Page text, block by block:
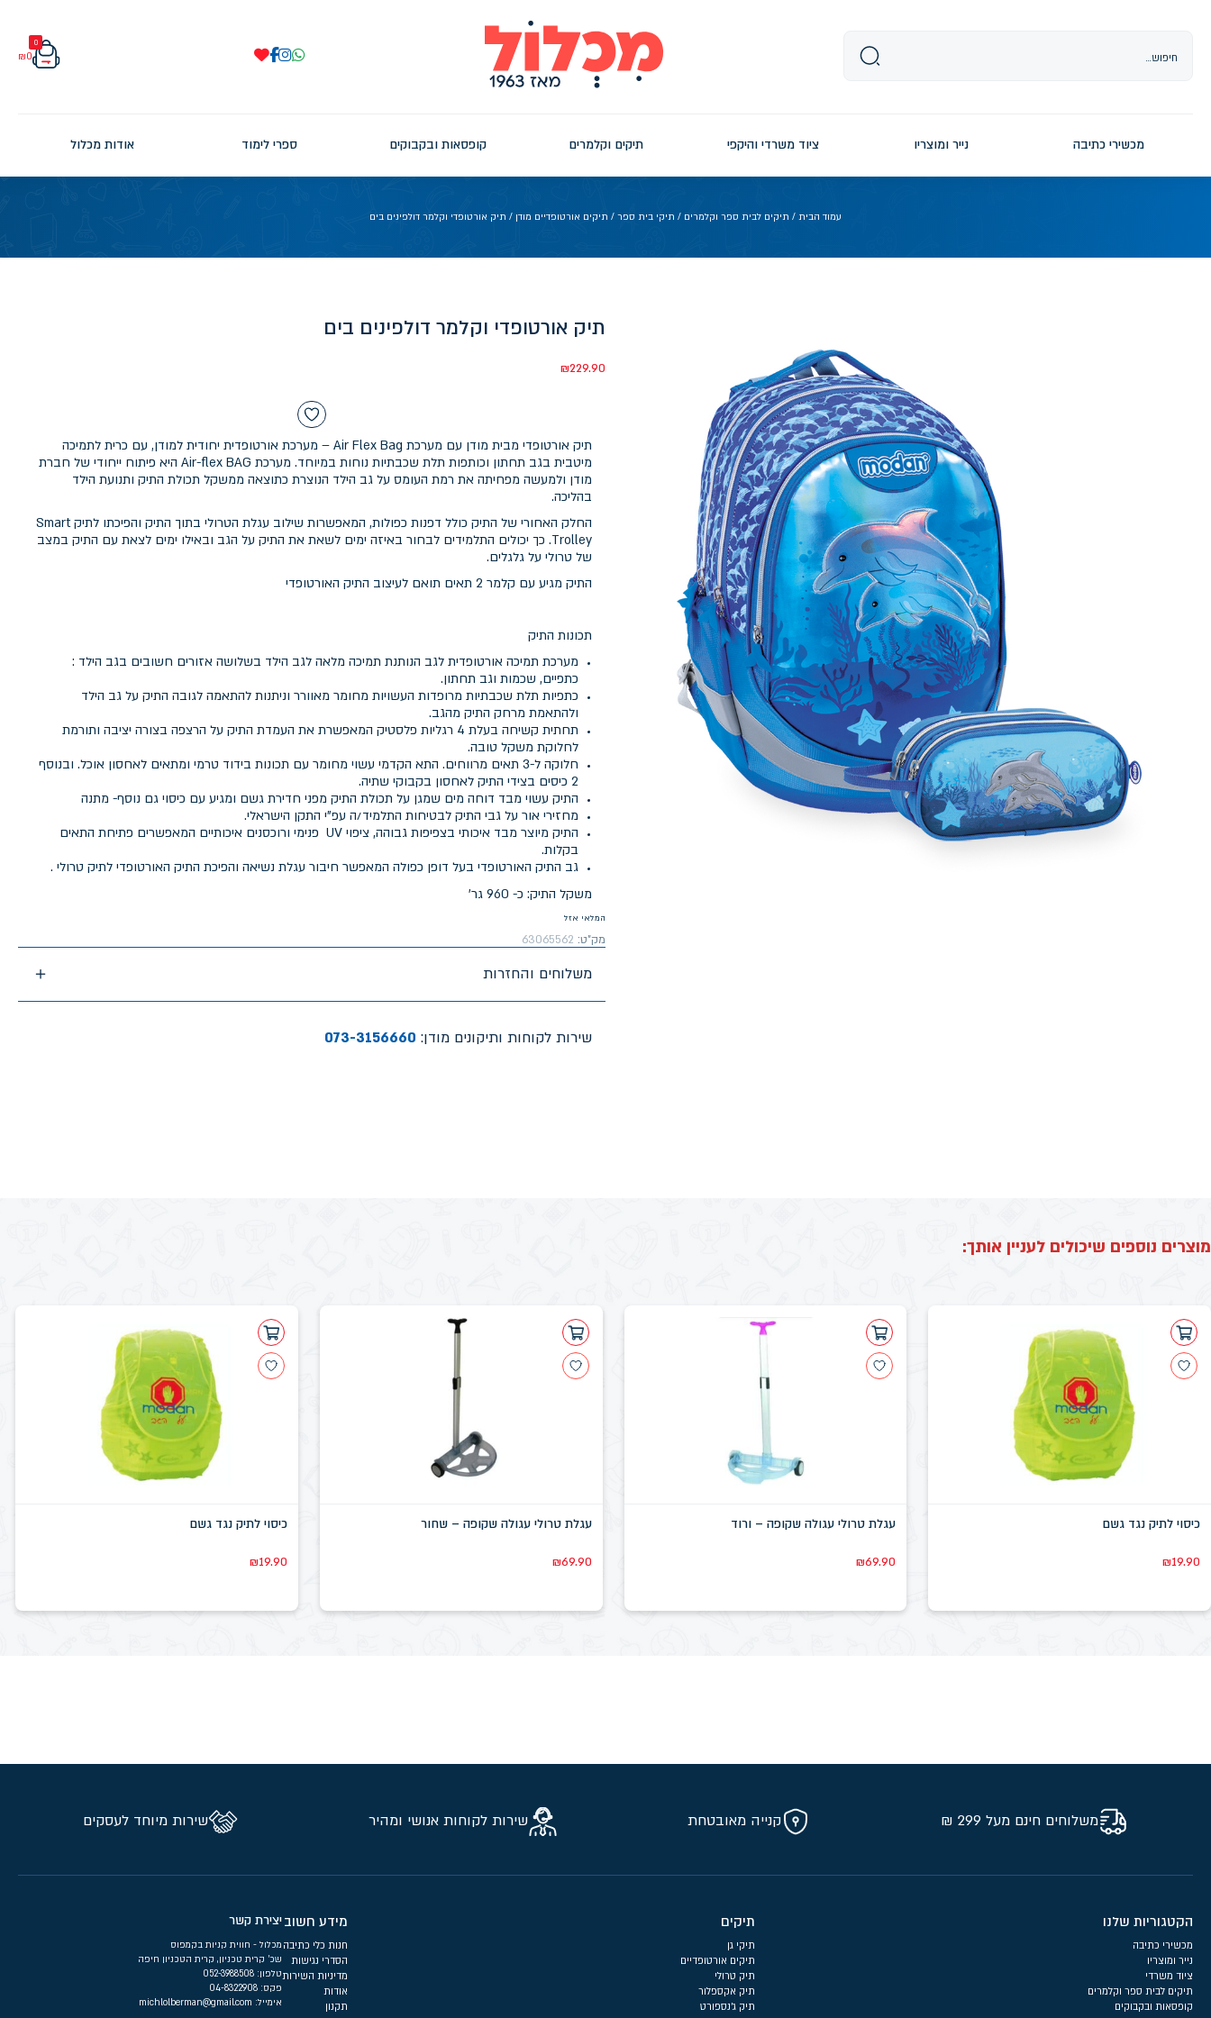
0
₪0
מכשירי כתיבה נייר ומוצריו ציוד משרדי והיקפי תיקים וקלמרים קופסאות ובקבוקים ספרי לימוד אודות מכלול
עמוד הבית / תיקים לבית ספר וקלמרים / תיקי בית ספר / תיקים אורטופדיים מודן / תיק אורטופדי וקלמר דולפינים בים
תיק אורטופדי וקלמר דולפינים בים
₪229.90
תיק אורטופדי מבית מודן עם מערכת Air Flex Bag – מערכת אורטופדית יחודית למודן, עם כרית לתמיכה
מיטבית בגב תחתון וכותפות תלת שכבתיות נוחות במיוחד. מערכת Air-flex BAG היא פיתוח ייחודי של חברת
מודן ולמעשה מפחיתה את רמת העומס על גב הילד הנוצרת כתוצאה ממשקל תכולת התיק ותנועת הילד
בהליכה.
החלק האחורי של התיק כולל דפנות כפולות, המאפשרות שילוב עגלת הטרולי בתוך התיק והפיכתו לתיק Smart
Trolley. כך יכולים התלמידים לבחור באיזה ימים לשאת את התיק על הגב ובאילו ימים לצאת עם התיק במצב
של טרולי על גלגלים.
התיק מגיע עם קלמר 2 תאים תואם לעיצוב התיק האורטופדי
תכונות התיק
מערכת תמיכה אורטופדית לגב הנותנת תמיכה מלאה לגב הילד בשלושה אזורים חשובים בגב הילד :
כתפיים, שכמות וגב תחתון.
כתפיות תלת שכבתיות מרופדות העשויות מחומר מאוורר וניתנות להתאמה לגובה התיק על גב הילד
ולהתאמת מרחק התיק מהגב.
תחתית קשיחה בעלת 4 רגליות פלסטיק המאפשרת את העמדת התיק על הרצפה בצורה יציבה ותורמת
לחלוקת משקל טובה.
חלוקה ל-3 תאים מרווחים. התא הקדמי עשוי מחומר עם תכונות בידוד טרמי ומתאים לאחסון אוכל. ובנוסף
2 כיסים בצידי התיק לאחסון בקבוקי שתיה.
התיק עשוי מבד דוחה מים שמגן על תכולת התיק מפני חדירת גשם ומגיע עם כיסוי גם נוסף- מתנה
מחזירי אור על גבי התיק לבטיחות התלמיד/ה עפ"י התקן הישראלי.
התיק מיוצר מבד איכותי בצפיפות גבוהה, ציפוי UV פנימי ורוכסנים איכותיים המאפשרים פתיחת התאים
בקלות.
גב התיק האורטופדי בעל דופן כפולה המאפשר חיבור עגלת נשיאה והפיכת התיק האורטופדי לתיק טרולי .
משקל התיק: כ- 960 גר'
המלאי אזל
מק"ט: 63065562
משלוחים והחזרות
שירות לקוחות ותיקונים מודן: 073-3156660
מוצרים נוספים שיכולים לעניין אותך:
כיסוי לתיק נגד גשם
₪19.90
עגלת טרולי עגולה שקופה – ורוד
₪69.90
עגלת טרולי עגולה שקופה – שחור
₪69.90
כיסוי לתיק נגד גשם
₪19.90
משלוחים חינם מעל 299 ₪ קנייה מאובטחת שירות לקוחות אנושי ומהיר שירות מיוחד לעסקים
הקטגוריות שלנו
מכשירי כתיבה
נייר ומוצריו
ציוד משרדי
תיקים לבית ספר וקלמרים
קופסאות ובקבוקים
תיקים
תיקי גן
תיקים אורטופדיים
תיק טרולי
תיק אקספלור
תיק ג'נספורט
מידע חשוב
חנות כלי כתיבה
הסדרי נגישות
מדיניות השירות
אודות
תקנון
יצירת קשר
מכלול - חווית קניות בקמפוס
שכ’ קרית טכניון, קרית הטכניון חיפה
טלפון:
פקס: 04-8322908
אימייל: